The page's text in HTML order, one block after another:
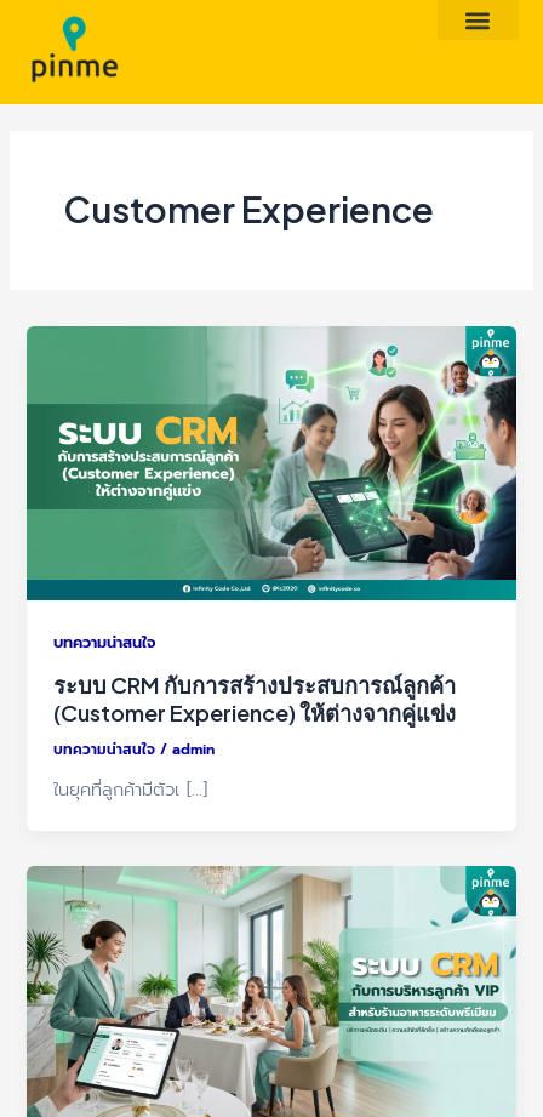
content
Customer Experience
บทความน่าสนใจ
ระบบ CRM กับการสร้างประสบการณ์ลูกค้า
(Customer Experience) ให้ต่างจากคู่แข่ง
บทความน่าสนใจ /admin
ในยุคที่ลูกค้ามีตัวเ […]